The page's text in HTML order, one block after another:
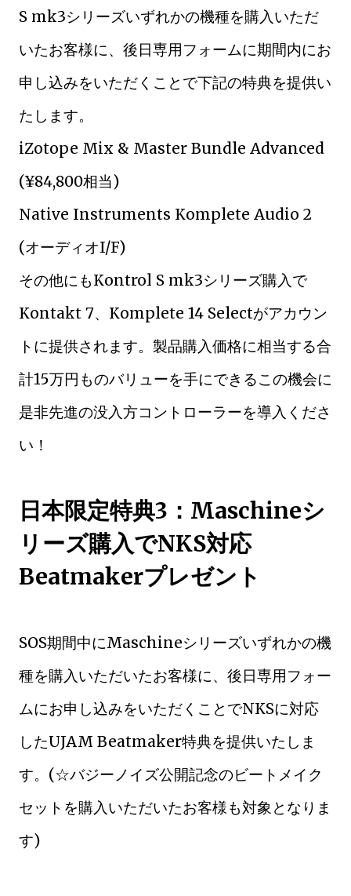
S mk3シリーズいずれかの機種を購入いただ
いたお客様に、後日専用フォームに期間内にお
申し込みをいただくことで下記の特典を提供い
たします。
iZotope Mix & Master Bundle Advanced
(¥84,800相当)
Native Instruments Komplete Audio 2
(オーディオI/F)
その他にもKontrol S mk3シリーズ購入で
Kontakt 7、Komplete 14 Selectがアカウン
トに提供されます。製品購入価格に相当する合
計15万円ものバリューを手にできるこの機会に
是非先進の没入方コントローラーを導入くださ
い！
日本限定特典3：Maschineシ
リーズ購入でNKS対応
Beatmakerプレゼント
SOS期間中にMaschineシリーズいずれかの機
種を購入いただいたお客様に、後日専用フォー
ムにお申し込みをいただくことでNKSに対応
したUJAM Beatmaker特典を提供いたしま
す。(☆バジーノイズ公開記念のビートメイク
セットを購入いただいたお客様も対象となりま
す)